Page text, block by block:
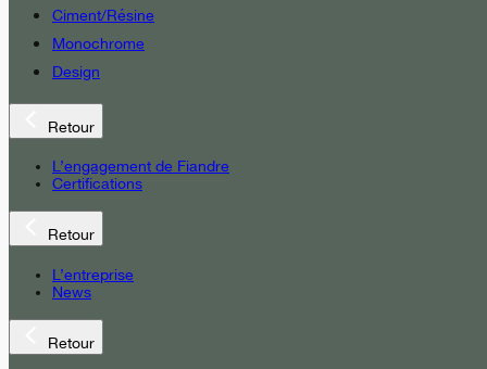
Ciment/Résine
Monochrome
Design
Retour
L’engagement de Fiandre
Certifications
Retour
L’entreprise
News
Retour